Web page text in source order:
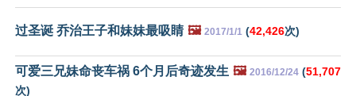
过圣诞 乔治王子和妹妹最吸睛 🖼️ 2017/1/1 (42,426次)
可爱三兄妹命丧车祸 6个月后奇迹发生 🖼️ 2016/12/24 (51,707
次)